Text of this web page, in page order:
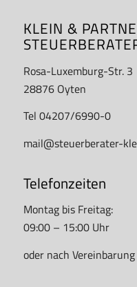
KLEIN &
Rosa-Luxemburg-Str. 3
28876 Oyten
Tel 04207/6990-0
mail@steuerberater-
Telefonzeiten
Montag bis Freitag:
09:00 – 15:00 Uhr
oder nach Vereinbarung